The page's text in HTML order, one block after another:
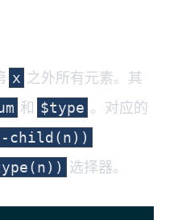
x 之外所有元素。其
和 $type 。对应的
child(n))
选择器。